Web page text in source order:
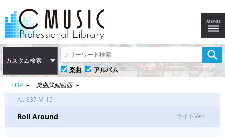
カスタム検索
楽曲
アルバム
TOP
楽曲詳細画面
AL-837 M-15
Roll Around ライトVer.